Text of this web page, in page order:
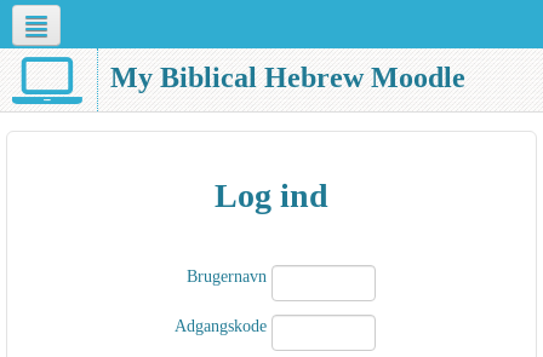
My Biblical Hebrew Moodle
Log ind
Brugernavn
Adgangskode